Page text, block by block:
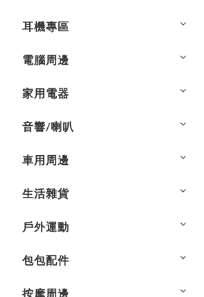
耳機專區
電腦周邊
家用電器
音響/喇叭
車用周邊
生活雜貨
戶外運動
包包配件
按摩周邊